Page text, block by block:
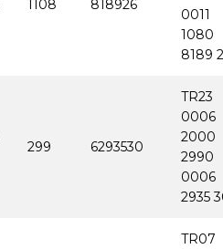
1108 818926
0011
1080
8189
299 6293530
TR23
0006
2000
2990
0006
2935
TR07